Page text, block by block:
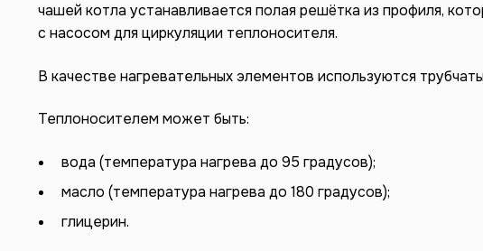
чашей котла устанавливается полая решётка из профиля,
с насосом для циркуляции теплоносителя.
В качестве нагревательных элементов используются
Теплоносителем может быть:
вода (температура нагрева до 95 градусов);
масло (температура нагрева до 180 градусов);
глицерин.